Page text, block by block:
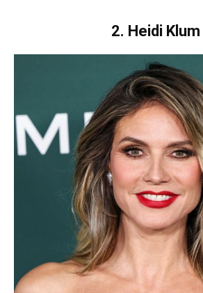
2. Heidi Klum